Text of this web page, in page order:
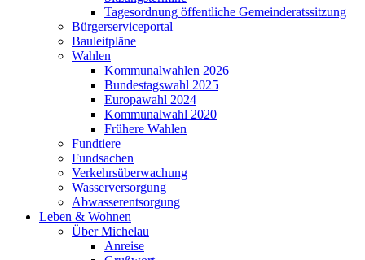
Tagesordnung öffentliche Gemeinderatssitzung
Bürgerserviceportal
Bauleitpläne
Wahlen
Kommunalwahlen 2026
Bundestagswahl 2025
Europawahl 2024
Kommunalwahl 2020
Frühere Wahlen
Fundtiere
Fundsachen
Verkehrsüberwachung
Wasserversorgung
Abwasserentsorgung
Leben & Wohnen
Über Michelau
Anreise